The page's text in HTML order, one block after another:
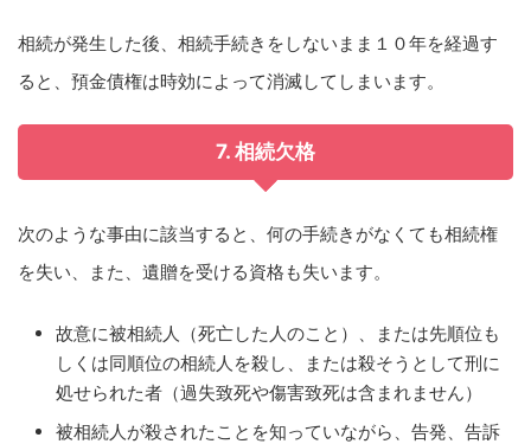
相続が発生した後、相続手続きをしないまま１０年を経過す
ると、預金債権は時効によって消滅してしまいます。
7. 相続欠格
次のような事由に該当すると、何の手続きがなくても相続権
を失い、また、遺贈を受ける資格も失います。
故意に被相続人（死亡した人のこと）、または先順位も
しくは同順位の相続人を殺し、または殺そうとして刑に
処せられた者（過失致死や傷害致死は含まれません）
被相続人が殺されたことを知っていながら、告発、告訴